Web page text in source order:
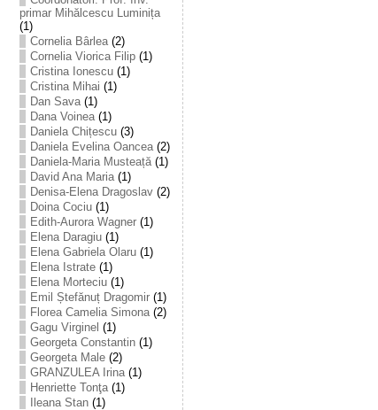
primar Mihălcescu Luminița
(1)
Cornelia Bârlea(2)
Cornelia Viorica Filip(1)
Cristina Ionescu(1)
Cristina Mihai (1)
Dan Sava(1)
Dana Voinea(1)
Daniela Chițescu(3)
Daniela Evelina Oancea(2)
Daniela-Maria Musteață(1)
David Ana Maria(1)
Denisa-Elena Dragoslav(2)
Doina Cociu(1)
Edith-Aurora Wagner(1)
Elena Daragiu(1)
Elena Gabriela Olaru(1)
Elena Istrate(1)
Elena Morteciu(1)
Emil Ștefănuț Dragomir(1)
Florea Camelia Simona(2)
Gagu Virginel (1)
Georgeta Constantin(1)
Georgeta Male(2)
GRANZULEA Irina(1)
Henriette Tonţa(1)
Ileana Stan(1)